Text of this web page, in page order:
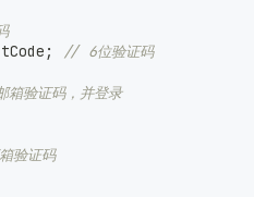
; // 6位验证码
验证码，并登录
验证码